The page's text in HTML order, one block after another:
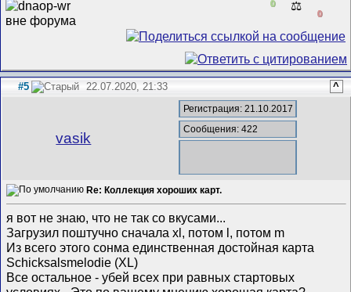
0 ⚖️
0
#5 22.07.2020, 21:33 ^
vasik
Регистрация: 21.10.2017
Сообщения: 422
Re: Коллекция хороших карт.
я вот не знаю, что не так со вкусами...
Загрузил поштучно сначала xl, потом l, потом m
Из всего этого сонма единственная достойная карта
Schicksalsmelodie (XL)
Все остальное - убей всех при равных стартовых